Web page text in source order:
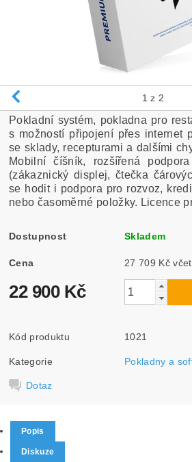
1 z 2
Pokladní systém, pokladna pro
s možností připojení přes internet
se sklady, recepturami a dalšími
Mobilní číšník, rozšířená
(zákaznický displej, čtečka
se hodit i podpora pro rozvoz,
nebo časoměrné položky. Licence
Dostupnost Skladem
Cena 27 709
22 900 Kč
Kód produktu 1021
Kategorie Pokladny a
Dotaz
Popis
Diskuze